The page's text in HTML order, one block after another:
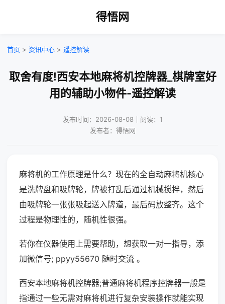
得悟网
首页 > 资讯中心 > 遥控解读
取舍有度!西安本地麻将机控牌器_棋牌室好
用的辅助小物件-遥控解读
发布时间：2026-08-08｜阅读：1
发布者：得悟网
麻将机的工作原理是什么？现在的全自动麻将机核心
是洗牌盘和吸牌轮，牌被打乱后通过机械搅拌，然后
由吸牌轮一张张吸起送入牌道，最后码放整齐。这个
过程是物理性的，随机性很强。
若你在仪器使用上需要帮助，想获取一对一指导，添
加微信号; ppyy55670 随时交流 。
西安本地麻将机控牌器;普通麻将机程序控牌器一般是
指通过一些无需对麻将机进行复杂安装操作就能实现